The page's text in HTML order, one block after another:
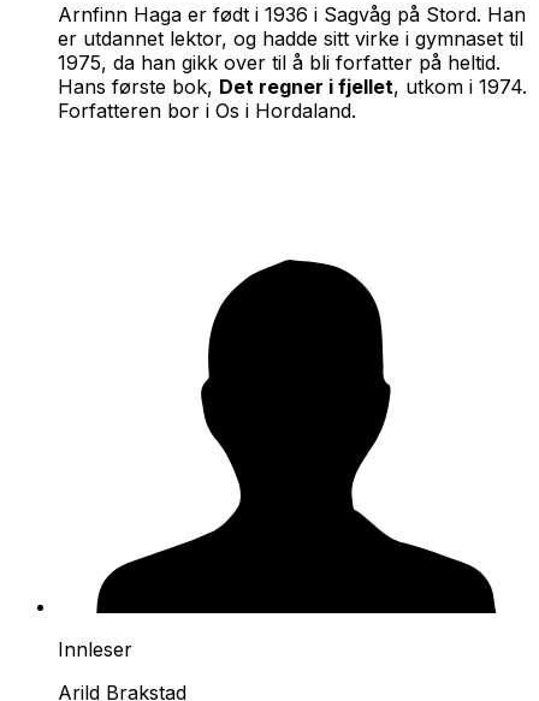
Arnfinn Haga er født i 1936 i Sagvåg på Stord. Han
er utdannet lektor, og hadde sitt virke i gymnaset til
1975, da han gikk over til å bli forfatter på heltid.
Hans første bok, Det regner i fjellet, utkom i 1974.
Forfatteren bor i Os i Hordaland.
Innleser
Arild Brakstad